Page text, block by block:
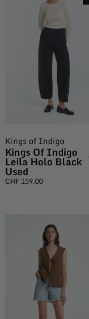
Kings of Indigo
Kings Of Indigo
Leila Holo Black
Used
CHF 159.00